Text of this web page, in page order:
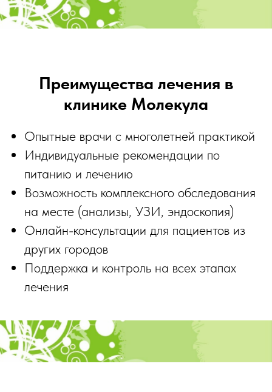
Преимущества лечения в
клинике Молекула
Опытные врачи с многолетней практикой
Индивидуальные рекомендации по
питанию и лечению
Возможность комплексного обследования
на месте (анализы, УЗИ, эндоскопия)
Онлайн-консультации для пациентов из
других городов
Поддержка и контроль на всех этапах
лечения